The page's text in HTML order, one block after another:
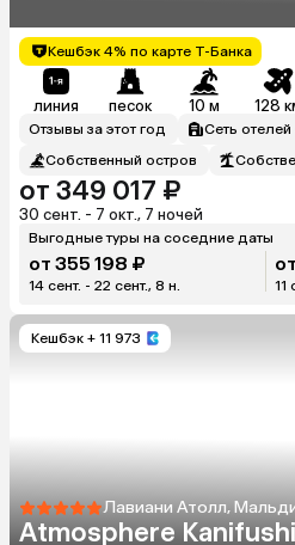
Кешбэк 4% по карте Т-Банка
линия песок 10 м 128
Отзывы за этот год
Сеть
Собственный остров
от 349 017 ₽
30 сент. - 7 окт., 7 ночей
Выгодные туры на соседние даты
от 355 198 ₽
14 сент. - 22 сент., 8 н. 11
Кешбэк + 11 973
Лавиани Атолл,
Atmosphere Kanifushi